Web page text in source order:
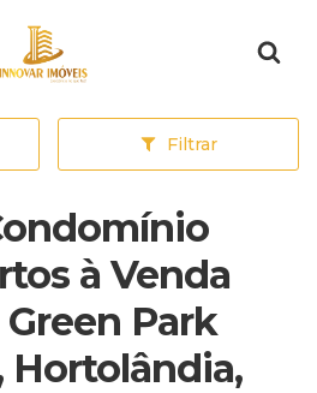
Página inicial
Filtrar
à Venda
Park
Hortolândia,